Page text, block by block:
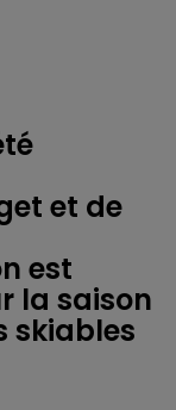
et de
est
la saison
skiables